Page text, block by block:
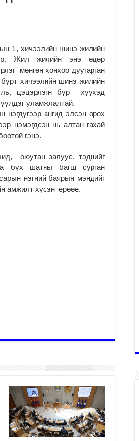
1, хичээлийн шинэ жилийн
Жил жилийн энэ өдөр
мөнгөн хонхоо дуугарган
хичээлийн шинэ жилийн
цэцэрлэгн бүр хүүхэд
уламжлалтай.
ангид элсэн орох
нэмэгдсэн нь алтан гахай
гэнэ.
оюутан залуус, тэднийг
бүх шатны багш сурган
нэгний баярын мэндийг
амжилт хүсэн ерөөе.